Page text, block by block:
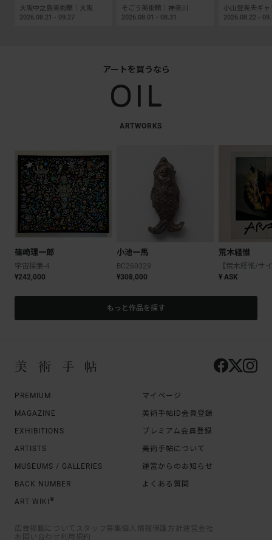
大阪中之島美術館｜大阪
2026.08.21 - 09.27
そごう美術館｜神奈川
2026.08.01 - 08.31
2026.08.22 -
アートを買うなら
ARTWORKS
篠崎理一郎
宇宙採集-4
¥242,000
小池一馬
BC260329
¥308,000
荒木経惟
¥ ASK
もっと作品を探す
PREMIUM
MAGAZINE
EXHIBITIONS
ARTISTS
MUSEUMS / GALLERIES
BACK NUMBER
ART WIKI ®
マイページ
美術手帖ID会員登録
プレミアム会員登録
美術手帖について
運営からのお知らせ
よくある質問
広告掲載について スタッフ募集 個人情報保護方針
運営会社
お問い合わせ
利用規約